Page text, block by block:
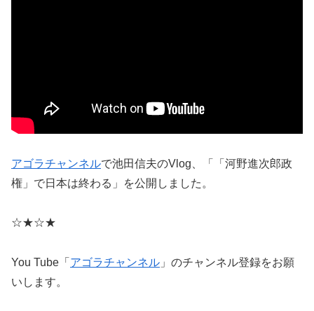
アゴラチャンネルで池田信夫のVlog、「「河野進次郎政
権」で日本は終わる」を公開しました。
☆★☆★
You Tube「 アゴラチャンネル 」のチャンネル登録をお願
いします。